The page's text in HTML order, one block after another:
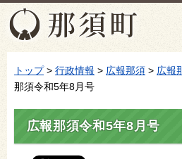
トップ> 行政情報 > 広報那須 > 広報
那須令和5年8月号
広報那須令和5年8月号